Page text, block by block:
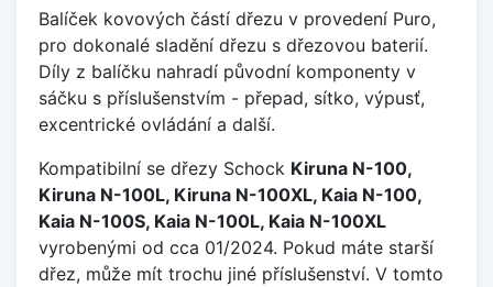
Balíček kovových částí dřezu v provedení Puro,
pro dokonalé sladění dřezu s dřezovou baterií.
Díly z balíčku nahradí původní komponenty v
sáčku s příslušenstvím - přepad, sítko, výpusť,
excentrické ovládání a další.
Kompatibilní se dřezy Schock Kiruna N-100,
Kiruna N-100L, Kiruna N-100XL, Kaia N-100,
Kaia N-100S, Kaia N-100L, Kaia N-100XL
vyrobenými od cca 01/2024. Pokud máte starší
dřez, může mít trochu jiné příslušenství. V tomto